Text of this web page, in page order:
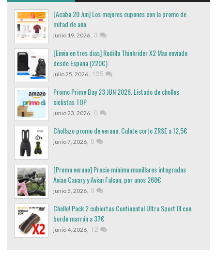
[Acaba 20 Jun] Los mejores cupones con la promo de
mitad de año
junio 19, 2026, 3
[Envio en tres dias] Rodillo Thinkrider X2 Max enviado
desde España (220€)
julio 25, 2026, 135
Promo Prime Day 23 JUN 2026. Listado de chollos
ciclistas TOP
junio 23, 2026, 0
Chollazo promo de verano, Culote corto ZRSE a 12,5€
junio 7, 2026, 0
[Promo verano] Precio mínimo manillares integrados
Avian Canary y Avian Falcon, por unos 260€
junio 5, 2026, 0
Chollo! Pack 2 cubiertas Continental Ultra Sport III con
borde marrón a 37€
junio 4, 2026, 12